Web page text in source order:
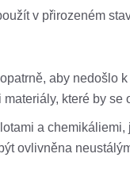
v přirozeném
aby nedošlo
které by
a
ovlivněna